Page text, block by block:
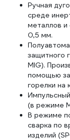
Ручная
среде
металлов
0,5 мм.
защитного
MIG).
помощью
горелки на
(в режиме
В режиме
сварка по
изделий